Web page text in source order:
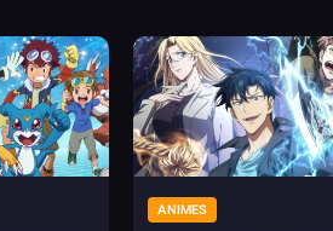
ANIMES